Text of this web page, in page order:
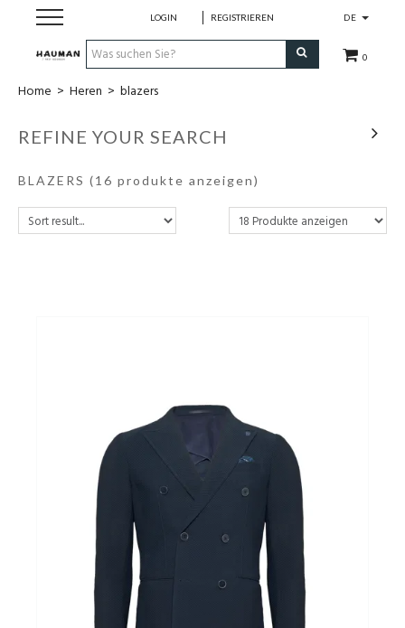
DE
0
LOGIN REGISTRIEREN
Dames
Heren
Home > Heren > blazers
REFINE YOUR SEARCH
BLAZERS (16 produkte anzeigen)